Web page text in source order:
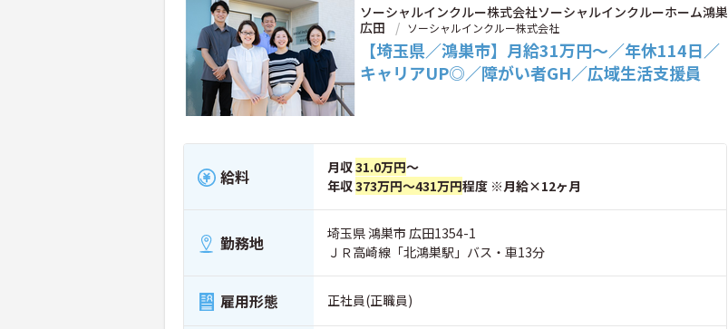
ソーシャルインクルー株式会社ソーシャルインクルーホーム鴻巣
広田
ソーシャルインクルー株式会社
【埼玉県／鴻巣市】月給31万円～／年休114日／
キャリアUP◎／障がい者GH／広域生活支援員
給料 月収31.0万円～
年収373万円～431万円程度 ※月給×12ヶ月
勤務地
埼玉県 鴻巣市 広田1354-1
ＪＲ高崎線「北鴻巣駅」バス・車13分
雇用形態 正社員(正職員)